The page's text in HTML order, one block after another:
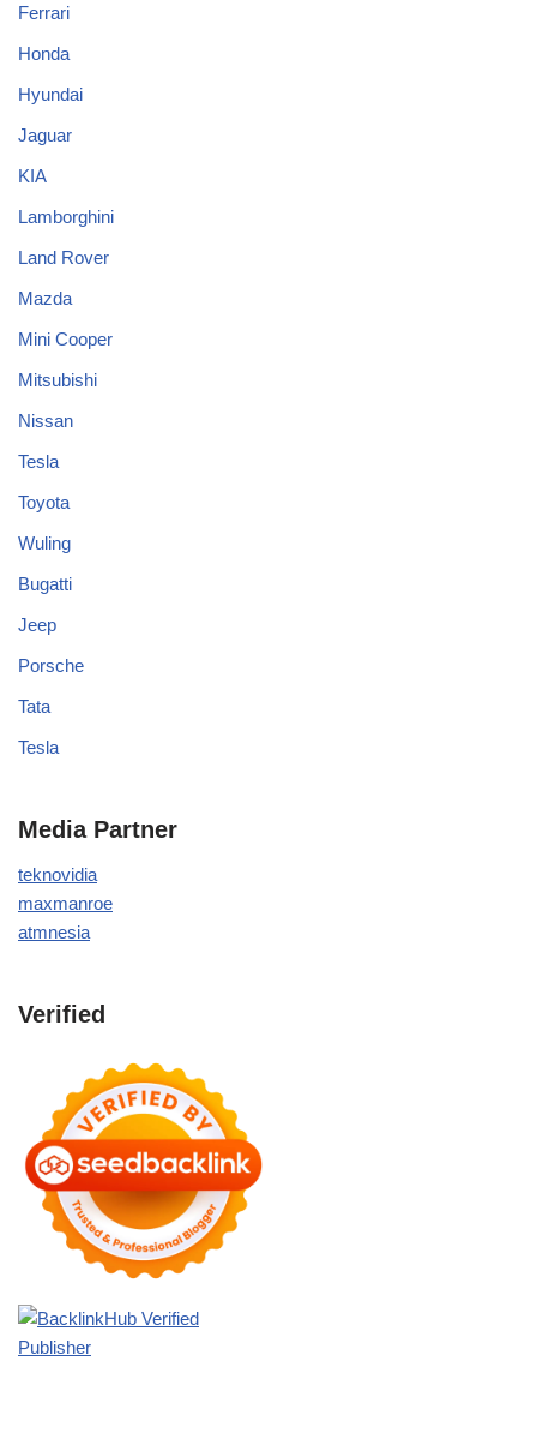
Ferrari
Honda
Hyundai
Jaguar
KIA
Lamborghini
Land Rover
Mazda
Mini Cooper
Mitsubishi
Nissan
Tesla
Toyota
Wuling
Bugatti
Jeep
Porsche
Tata
Tesla
Media Partner
teknovidia
maxmanroe
atmnesia
Verified